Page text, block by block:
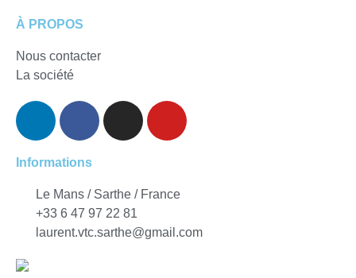
À PROPOS
Nous contacter
La société
Informations
Le Mans / Sarthe / France
+33 6 47 97 22 81
laurent.vtc.sarthe@gmail.com